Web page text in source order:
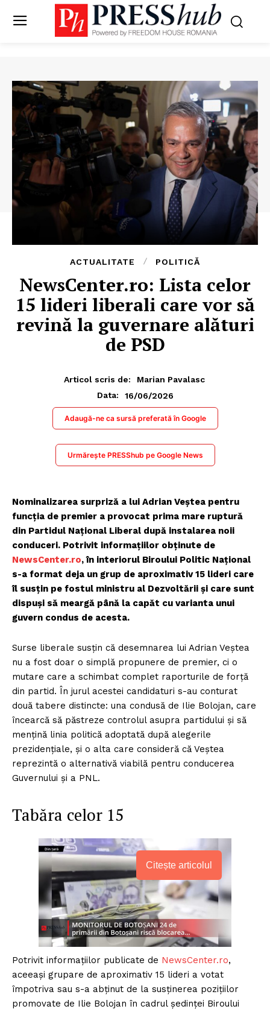
ACTUALITATE POLITICĂ
NewsCenter.ro: Lista celor
15 lideri liberali care vor să
revină la guvernare alături
de PSD
Articol scris de:
Marian Pavalasc
Data:
16/06/2026
Adaugă-ne ca sursă preferată în Google
Urmărește PRESShub pe Google News
Nominalizarea surpriză a lui Adrian Veștea pentru
funcția de premier a provocat prima mare ruptură
din Partidul Național Liberal după instalarea noii
conduceri. Potrivit informațiilor obținute de
NewsCenter.ro, în interiorul Biroului Politic Național
s-a format deja un grup de aproximativ 15 lideri care
îl susțin pe fostul ministru al Dezvoltării și care sunt
dispuși să meargă până la capăt cu varianta unui
guvern condus de acesta.
Surse liberale susțin că desemnarea lui Adrian Veștea
nu a fost doar o simplă propunere de premier, ci o
mutare care a schimbat complet raporturile de forță
din partid. În jurul acestei candidaturi s-au conturat
două tabere distincte: una condusă de Ilie Bolojan, care
încearcă să păstreze controlul asupra partidului și să
mențină linia politică adoptată după alegerile
prezidențiale, și o alta care consideră că Veștea
reprezintă o alternativă viabilă pentru conducerea
Guvernului și a PNL.
Tabăra celor 15
Citește articolul
Potrivit informațiilor publicate de NewsCenter.ro,
aceeași grupare de aproximativ 15 lideri a votat
împotriva sau s-a abținut de la susținerea pozițiilor
promovate de Ilie Bolojan în cadrul ședinței Biroului